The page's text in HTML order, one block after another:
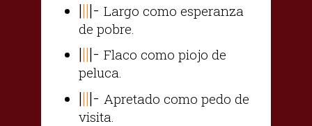
||||- Largo como esperanza
de pobre.
||||- Flaco como piojo de
peluca.
||||- Apretado como pedo de
visita.